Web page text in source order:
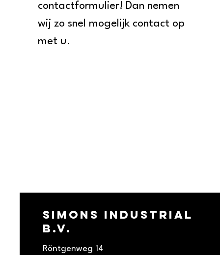
contactformulier! Dan nemen
wij zo snel mogelijk contact op
met u.
Simons industrial
b.v.
Röntgenweg 14